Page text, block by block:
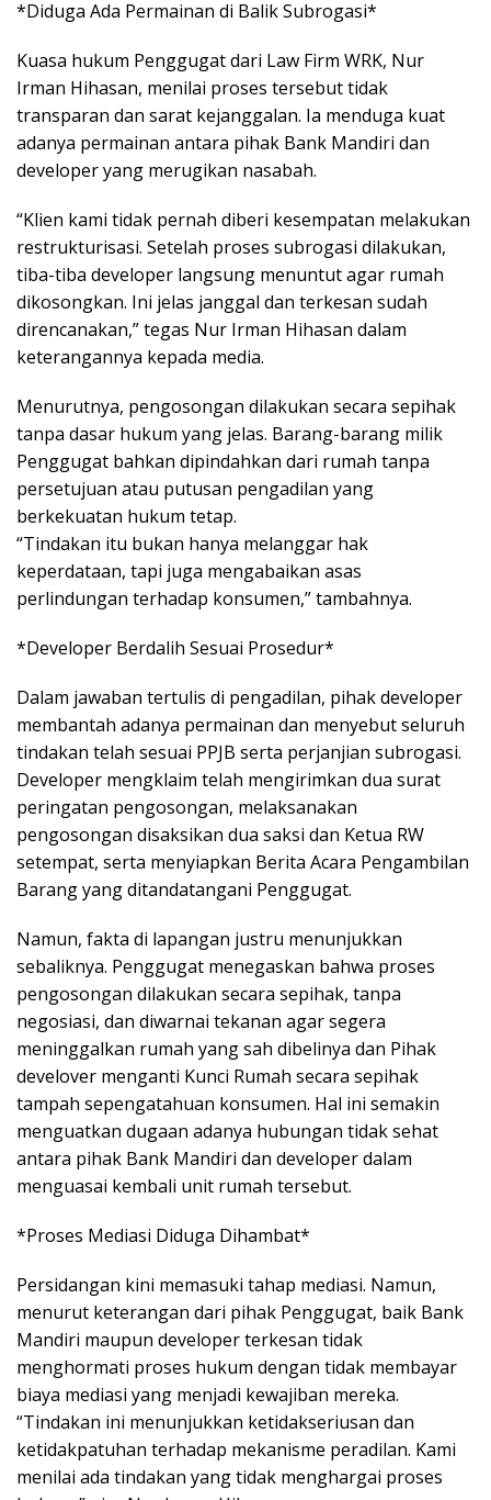
*Diduga Ada Permainan di Balik Subrogasi*
Kuasa hukum Penggugat dari Law Firm WRK, Nur
Irman Hihasan, menilai proses tersebut tidak
transparan dan sarat kejanggalan. Ia menduga kuat
adanya permainan antara pihak Bank Mandiri dan
developer yang merugikan nasabah.
“Klien kami tidak pernah diberi kesempatan melakukan
restrukturisasi. Setelah proses subrogasi dilakukan,
tiba-tiba developer langsung menuntut agar rumah
dikosongkan. Ini jelas janggal dan terkesan sudah
direncanakan,” tegas Nur Irman Hihasan dalam
keterangannya kepada media.
Menurutnya, pengosongan dilakukan secara sepihak
tanpa dasar hukum yang jelas. Barang-barang milik
Penggugat bahkan dipindahkan dari rumah tanpa
persetujuan atau putusan pengadilan yang
berkekuatan hukum tetap.
“Tindakan itu bukan hanya melanggar hak
keperdataan, tapi juga mengabaikan asas
perlindungan terhadap konsumen,” tambahnya.
*Developer Berdalih Sesuai Prosedur*
Dalam jawaban tertulis di pengadilan, pihak developer
membantah adanya permainan dan menyebut seluruh
tindakan telah sesuai PPJB serta perjanjian subrogasi.
Developer mengklaim telah mengirimkan dua surat
peringatan pengosongan, melaksanakan
pengosongan disaksikan dua saksi dan Ketua RW
setempat, serta menyiapkan Berita Acara Pengambilan
Barang yang ditandatangani Penggugat.
Namun, fakta di lapangan justru menunjukkan
sebaliknya. Penggugat menegaskan bahwa proses
pengosongan dilakukan secara sepihak, tanpa
negosiasi, dan diwarnai tekanan agar segera
meninggalkan rumah yang sah dibelinya dan Pihak
develover menganti Kunci Rumah secara sepihak
tampah sepengatahuan konsumen. Hal ini semakin
menguatkan dugaan adanya hubungan tidak sehat
antara pihak Bank Mandiri dan developer dalam
menguasai kembali unit rumah tersebut.
*Proses Mediasi Diduga Dihambat*
Persidangan kini memasuki tahap mediasi. Namun,
menurut keterangan dari pihak Penggugat, baik Bank
Mandiri maupun developer terkesan tidak
menghormati proses hukum dengan tidak membayar
biaya mediasi yang menjadi kewajiban mereka.
“Tindakan ini menunjukkan ketidakseriusan dan
ketidakpatuhan terhadap mekanisme peradilan. Kami
menilai ada tindakan yang tidak menghargai proses